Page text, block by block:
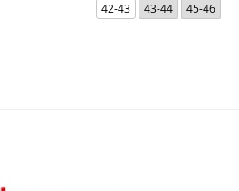
42-43
43-44 45-46